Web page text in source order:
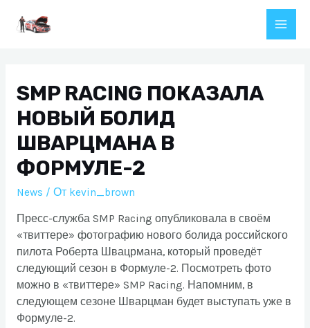
Main
SMP RACING ПОКАЗАЛА
НОВЫЙ БОЛИД
ШВАРЦМАНА В
ФОРМУЛЕ-2
News / От kevin_brown
Пресс-служба SMP Racing опубликовала в своём
«твиттере» фотографию нового болида российского
пилота Роберта Швацрмана, который проведёт
следующий сезон в Формуле-2. Посмотреть фото
можно в «твиттере» SMP Racing. Напомним, в
следующем сезоне Шварцман будет выступать уже в
Формуле-2.